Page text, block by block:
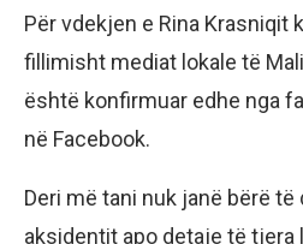
Për vdekjen e Rina Krasniqit
fillimisht mediat lokale të
është konfirmuar edhe nga
në Facebook.
Deri më tani nuk janë bërë të
aksidentit apo detaje të tjera